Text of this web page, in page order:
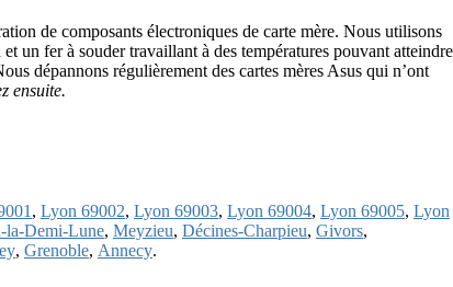
de composants électroniques de carte mère. Nous utilisons
un fer à souder travaillant à des températures pouvant atteindre
dépannons régulièrement des cartes mères Asus qui n’ont
ensuite.
, Lyon 69002, Lyon 69003, Lyon 69004, Lyon 69005, Lyon
la-Demi-Lune, Meyzieu, Décines-Charpieu, Givors,
, Grenoble, Annecy.